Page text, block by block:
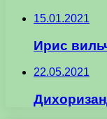
15.01.2021
Ирис
22.05.2021